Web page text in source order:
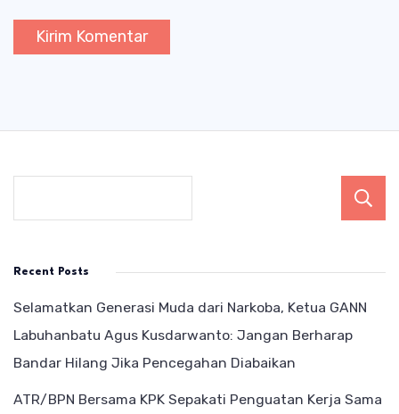
Recent Posts
Selamatkan Generasi Muda dari Narkoba, Ketua GANN
Labuhanbatu Agus Kusdarwanto: Jangan Berharap
Bandar Hilang Jika Pencegahan Diabaikan
ATR/BPN Bersama KPK Sepakati Penguatan Kerja Sama